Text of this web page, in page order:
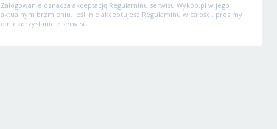
Zalogowanie oznacza akceptację Regulaminu serwisu Wykop.pl w jego
aktualnym brzmieniu. Jeśli nie akceptujesz Regulaminu w całości, prosimy
o niekorzystanie z serwisu.